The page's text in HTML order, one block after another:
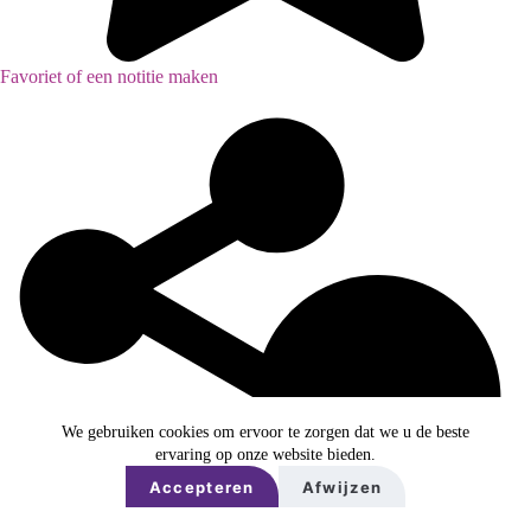
We gebruiken cookies om ervoor te zorgen dat we u de beste
ervaring op onze website bieden.
Accepteren Afwijzen
Favoriet of een notitie maken